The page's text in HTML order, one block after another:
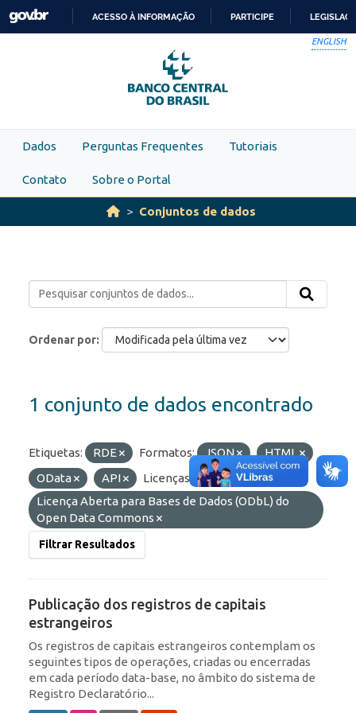
Skip to main content
PARA
O
CONTEÚDO
ACESSO À INFORMAÇÃO PARTICIPE
ENGLISH
Dados Perguntas Frequentes Tutoriais
Contato Sobre o Portal
Conjuntos de dados
Ordenar por
1 conjunto de dados encontrado
Etiquetas: RDE Formatos: JSON
HTML
OData
API
Licenças:
Licença Aberta para Bases de Dados (ODbL) do
Open Data Commons
Filtrar Resultados
Publicação dos registros de capitais
estrangeiros
Os registros de capitais estrangeiros contemplam os
seguintes tipos de operações, criadas ou encerradas
em cada período data-base, no âmbito do sistema de
Registro Declaratório...